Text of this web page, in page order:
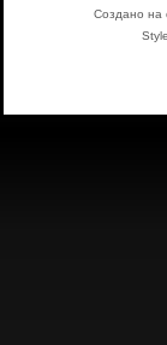
Создано на
Style